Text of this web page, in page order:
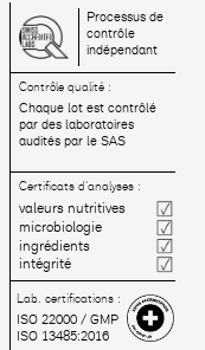
Processus de
contrôle
indépendant
Contrôle qualité :
Chaque lot est contrôlé
par des laboratoires
audités par le SAS
Certificats d'analyses :
valeurs nutritives
microbiologie
ingrédients
intégrité
Lab. certifications :
ISO 22000 / GMP
ISO 13485:2016